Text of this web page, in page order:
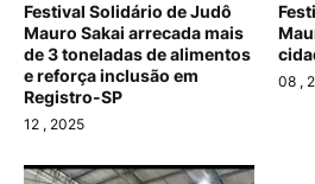
Festival Solidário de Judô
Mauro Sakai arrecada mais
de 3 toneladas de alimentos
e reforça inclusão em
Registro-SP
12 , 2025
08 ,